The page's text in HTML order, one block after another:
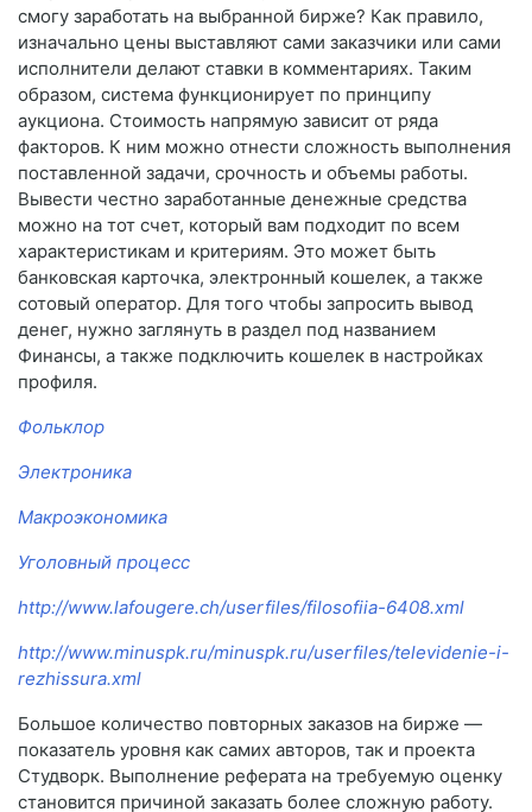
смогу заработать на выбранной бирже? Как правило,
изначально цены выставляют сами заказчики или сами
исполнители делают ставки в комментариях. Таким
образом, система функционирует по принципу
аукциона. Стоимость напрямую зависит от ряда
факторов. К ним можно отнести сложность выполнения
поставленной задачи, срочность и объемы работы.
Вывести честно заработанные денежные средства
можно на тот счет, который вам подходит по всем
характеристикам и критериям. Это может быть
банковская карточка, электронный кошелек, а также
сотовый оператор. Для того чтобы запросить вывод
денег, нужно заглянуть в раздел под названием
Финансы, а также подключить кошелек в настройках
профиля.
Фольклор
Электроника
Макроэкономика
Уголовный процесс
http://www.lafougere.ch/userfiles/filosofiia-6408.xml
http://www.minuspk.ru/minuspk.ru/userfiles/televidenie-i-
rezhissura.xml
Большое количество повторных заказов на бирже —
показатель уровня как самих авторов, так и проекта
Студворк. Выполнение реферата на требуемую оценку
становится причиной заказать более сложную работу.